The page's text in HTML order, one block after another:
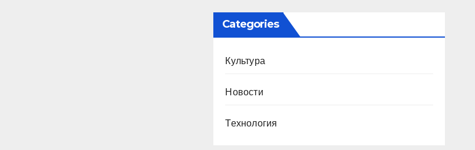
Categories
Культура
Новости
Технология